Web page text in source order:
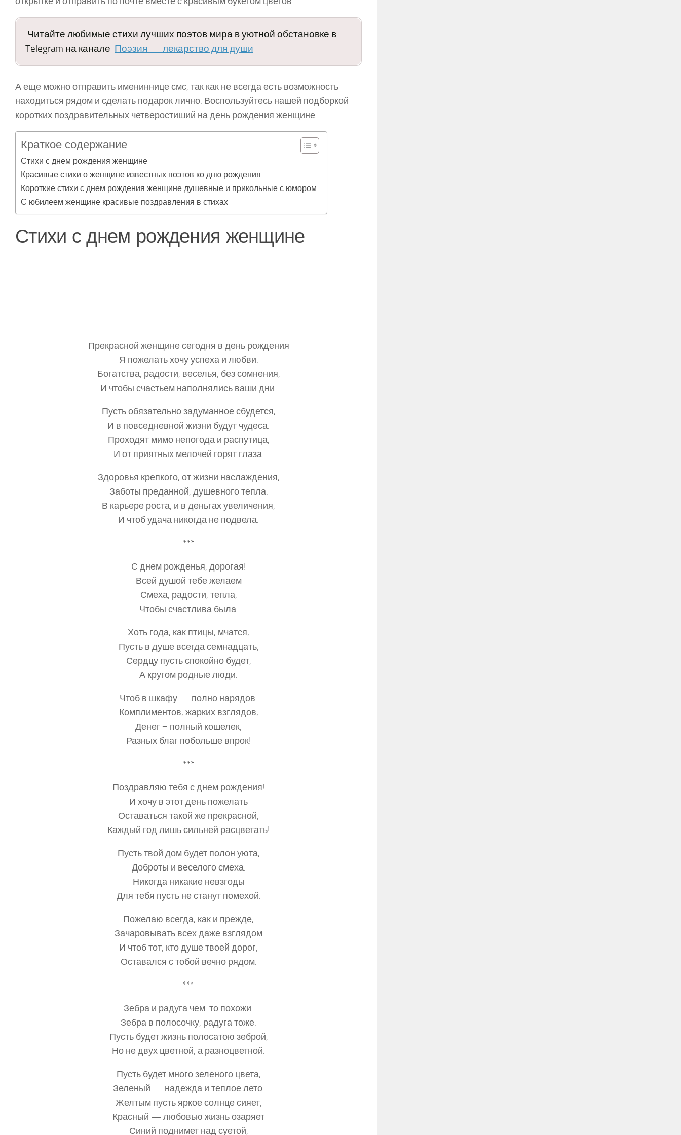
Читайте любимые стихи лучших поэтов мира в уютной обстановке в
Telegram на канале Поэзия — лекарство для души
А еще можно отправить имениннице смс, так как не всегда есть возможность
находиться рядом и сделать подарок лично. Воспользуйтесь нашей подборкой
коротких поздравительных четверостиший на день рождения женщине.
Краткое содержание
Стихи с днем рождения женщине
Красивые стихи о женщине известных поэтов ко дню рождения
Короткие стихи с днем рождения женщине душевные и прикольные с юмором
С юбилеем женщине красивые поздравления в стихах
Стихи с днем рождения женщине
Прекрасной женщине сегодня в день рождения
Я пожелать хочу успеха и любви.
Богатства, радости, веселья, без сомнения,
И чтобы счастьем наполнялись ваши дни.
Пусть обязательно задуманное сбудется,
И в повседневной жизни будут чудеса.
Проходят мимо непогода и распутица,
И от приятных мелочей горят глаза.
Здоровья крепкого, от жизни наслаждения,
Заботы преданной, душевного тепла.
В карьере роста, и в деньгах увеличения,
И чтоб удача никогда не подвела.
***
С днем рожденья, дорогая!
Всей душой тебе желаем
Смеха, радости, тепла,
Чтобы счастлива была.
Хоть года, как птицы, мчатся,
Пусть в душе всегда семнадцать,
Сердцу пусть спокойно будет,
А кругом родные люди.
Чтоб в шкафу — полно нарядов.
Комплиментов, жарких взглядов,
Денег − полный кошелек,
Разных благ побольше впрок!
***
Поздравляю тебя с днем рождения!
И хочу в этот день пожелать
Оставаться такой же прекрасной,
Каждый год лишь сильней расцветать!
Пусть твой дом будет полон уюта,
Доброты и веселого смеха.
Никогда никакие невзгоды
Для тебя пусть не станут помехой.
Пожелаю всегда, как и прежде,
Зачаровывать всех даже взглядом
И чтоб тот, кто душе твоей дорог,
Оставался с тобой вечно рядом.
***
Зебра и радуга чем-то похожи.
Зебра в полосочку, радуга тоже.
Пусть будет жизнь полосатою зеброй,
Но не двух цветной, а разноцветной.
Пусть будет много зеленого цвета,
Зеленый — надежда и теплое лето.
Желтым пусть яркое солнце сияет,
Красный — любовью жизнь озаряет
Синий поднимет над суетой,